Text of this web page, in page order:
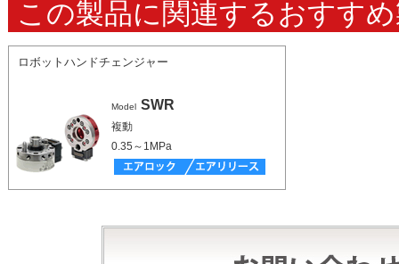
この製品に関連するおすす
ロボットハンドチェンジャー
Model SWR
複動
0.35～1MPa